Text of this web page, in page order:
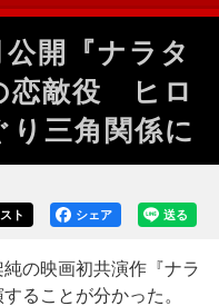
開『ナラタ
恋敵役 ヒロ
り三角関係に
送る
シェア
ト
の映画初共演作『ナラ
ることが分かった。